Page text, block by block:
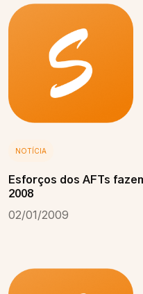
NOTÍCIA
Esforços dos AFTs
2008
02/01/2009